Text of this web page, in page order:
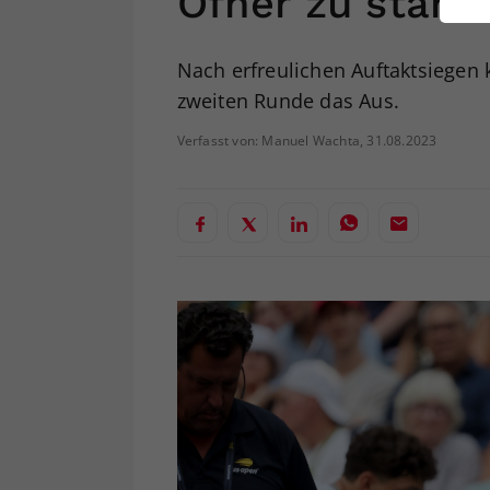
Nach erfreulichen Auftaktsiegen
zweiten Runde das Aus.
Verfasst von: Manuel Wachta, 31.08.2023